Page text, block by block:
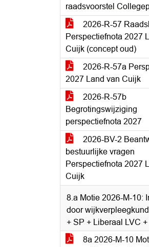
raadsvoorstel
2026-R-57
Perspectiefnota 2027
Cuijk (concept oud)
2026-R-57a
2027 Land van Cuijk
2026-R-57b
Begrotingswijziging
perspectiefnota 2027
2026-BV-2
bestuurlijke vragen
Perspectiefnota 2027
Cuijk
8.a Motie 2026-M-10:
door
+ SP + Liberaal LVC
8a 2026-M-10